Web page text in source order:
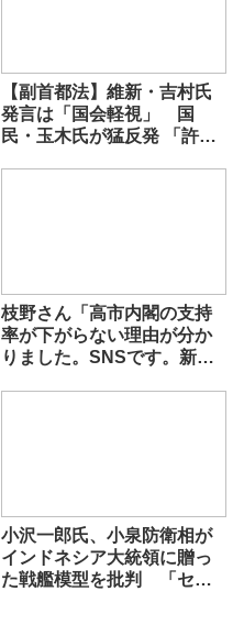
【副首都法】維新・吉村氏
発言は「国会軽視」 国
民・玉木氏が猛反発 「許す
枝野さん「高市内閣の支持
率が下がらない理由が分か
りました。SNSです。新聞
小沢一郎氏、小泉防衛相が
インドネシア大統領に贈っ
た戦艦模型を批判 「セン